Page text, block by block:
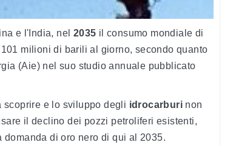
e l'India, nel 2035 il consumo mondiale di
milioni di barili al giorno, secondo quanto
(Aie) nel suo studio annuale pubblicato
scoprire e lo sviluppo degli idrocarburi non
il declino dei pozzi petroliferi esistenti,
di oro nero di qui al 2035.